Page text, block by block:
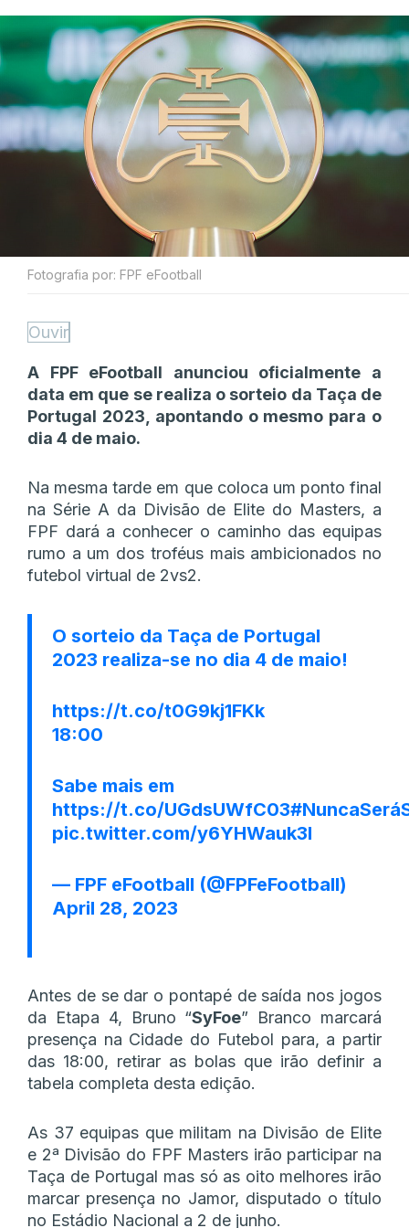
Fotografia por: FPF eFootball
Ouvir
A FPF eFootball anunciou oficialmente a
data em que se realiza o sorteio da Taça de
Portugal 2023, apontando o mesmo para o
dia 4 de maio.
Na mesma tarde em que coloca um ponto final
na Série A da Divisão de Elite do Masters, a
FPF dará a conhecer o caminho das equipas
rumo a um dos troféus mais ambicionados no
futebol virtual de 2vs2.
O sorteio da Taça de Portugal
2023 realiza-se no dia 4 de maio!
https://t.co/t0G9kj1FKk
18:00
Sabe mais em
https://t.co/UGdsUWfC03
pic.twitter.com/y6YHWauk3l
— FPF eFootball (@FPFeFootball)
April 28, 2023
Antes de se dar o pontapé de saída nos jogos
da Etapa 4, Bruno “SyFoe” Branco marcará
presença na Cidade do Futebol para, a partir
das 18:00, retirar as bolas que irão definir a
tabela completa desta edição.
As 37 equipas que militam na Divisão de Elite
e 2ª Divisão do FPF Masters irão participar na
Taça de Portugal mas só as oito melhores irão
marcar presença no Jamor, disputado o título
no Estádio Nacional a 2 de junho.